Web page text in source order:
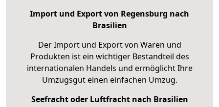
Import und Export von Regensburg nach
Brasilien
Der Import und Export von Waren und
Produkten ist ein wichtiger Bestandteil des
internationalen Handels und ermöglicht Ihre
Umzugsgut einen einfachen Umzug.
Seefracht oder Luftfracht nach Brasilien